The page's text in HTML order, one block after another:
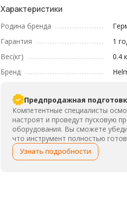
Характеристики
Родина бренда
Гарантия
1
Вес(кг)
0.4
Бренд
Предпродажная
Компетентные специалисты
настроят и проведут пусковую
оборудования. Вы сможете
что инструмент полностью готов
Узнать подробности